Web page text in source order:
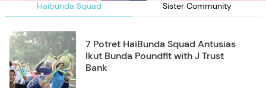
Haibunda Squad Sister Community
7 Potret HaiBunda Squad Antusias
Ikut Bunda Poundfit with J Trust
Bank